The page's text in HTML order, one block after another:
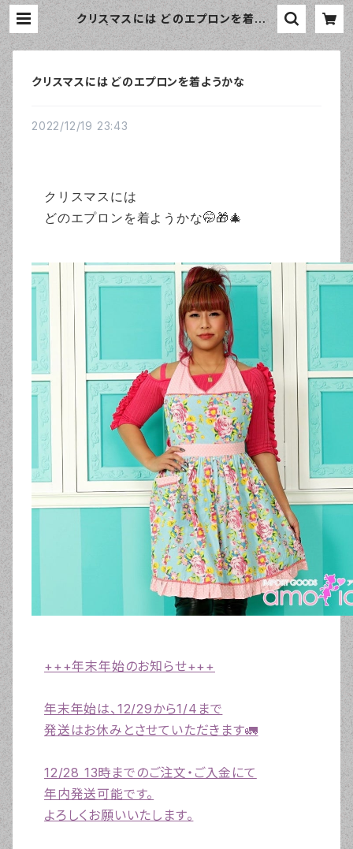
クリスマスには どのエプロンを着よう
かな | おしゃれなエプロン通販のam
orico（アモリコ）☆インポートエプロ
クリスマスには どのエプロンを着ようかな
2022/12/19 23:43
クリスマスには
どのエプロンを着ようかな🤭🎁🎄
+++年末年始のお知らせ+++
年末年始は、12/29から1/4まで
発送はお休みとさせていただきます🚛
12/28 13時までのご注文・ご入金にて
年内発送可能です。
よろしくお願いいたします。